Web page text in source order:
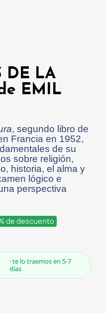
DE LA
EMIL
, segundo libro de
Francia en 1952,
de su
sobre religión,
historia, el alma y
lógico e
perspectiva
de descuento
· te lo traemos en 5-7
días